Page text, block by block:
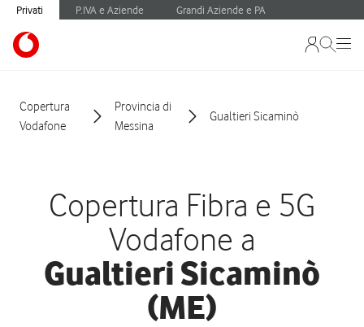
Privati P.IVA e Aziende Grandi Aziende e PA
Copertura
Vodafone
Provincia di
Messina
Gualtieri Sicaminò
Copertura Fibra e 5G
Vodafone a
Gualtieri Sicaminò
(ME)